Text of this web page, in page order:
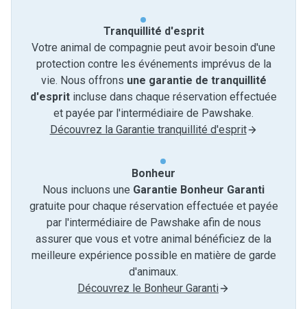
Tranquillité d'esprit
Votre animal de compagnie peut avoir besoin d'une
protection contre les événements imprévus de la
vie. Nous offrons une garantie de tranquillité
d'esprit incluse dans chaque réservation effectuée
et payée par l'intermédiaire de Pawshake.
Découvrez la Garantie tranquillité d'esprit
Bonheur
Nous incluons une Garantie Bonheur Garanti
gratuite pour chaque réservation effectuée et payée
par l'intermédiaire de Pawshake afin de nous
assurer que vous et votre animal bénéficiez de la
meilleure expérience possible en matière de garde
d'animaux.
Découvrez le Bonheur Garanti